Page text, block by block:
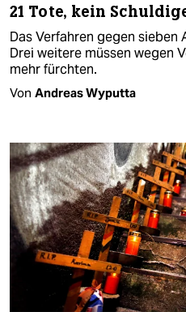
21 Tote, kein
Das Verfahren gegen
Drei weitere müssen wegen
mehr fürchten.
Von Andreas Wyputta